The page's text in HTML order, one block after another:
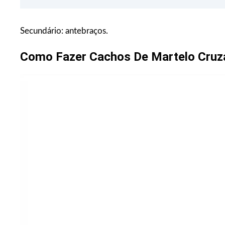
Secundário: antebraços.
Como Fazer Cachos De Martelo